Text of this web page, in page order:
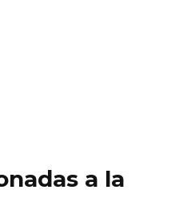
a la